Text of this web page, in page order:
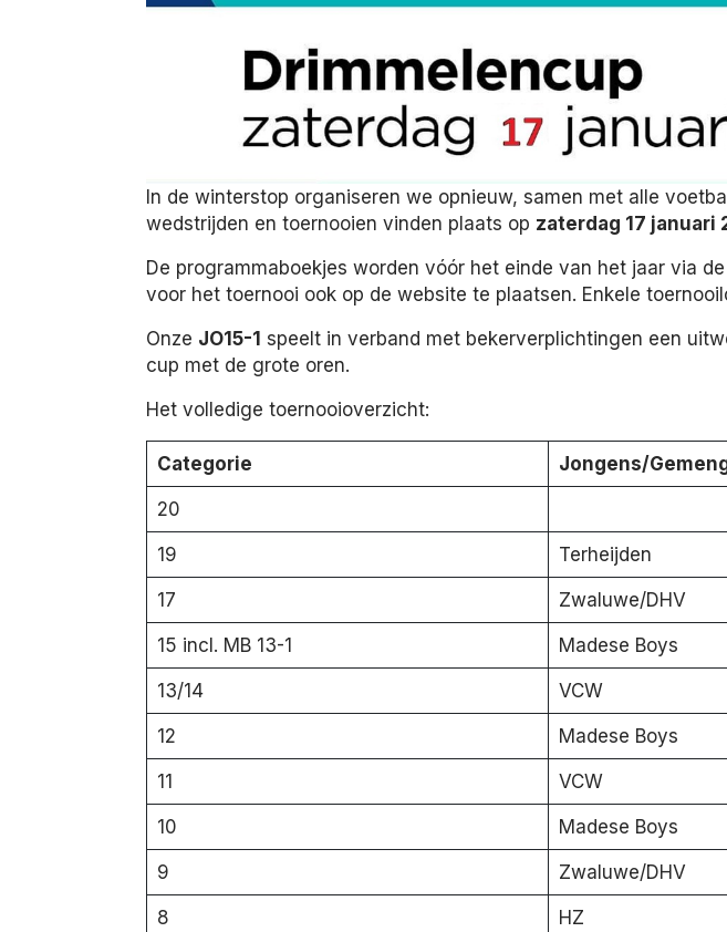
In de winterstop organiseren we opnieuw, samen met alle
wedstrijden en toernooien vinden plaats op zaterdag 17 januari
De programmaboekjes worden vóór het einde van het jaar via
voor het toernooi ook op de website te plaatsen. Enkele
Onze JO15-1 speelt in verband met bekerverplichtingen een
cup met de grote oren.
Het volledige toernooioverzicht:
Categorie Jongens/
20
19 Terheijden
17 Zwaluwe/DHV
15 incl. MB 13-1 Madese Boys
13/14 VCW
12 Madese Boys
11 VCW
10 Madese Boys
9 Zwaluwe/DHV
8 HZ